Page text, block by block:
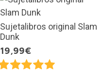
Sujetalibros original Slam
Dunk
19,99€